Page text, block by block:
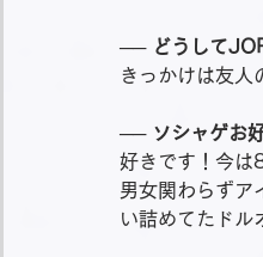
── どうして
きっかけは友人
── ソシャゲお
好きです！今は
男女関わらずア
い詰めてたドル